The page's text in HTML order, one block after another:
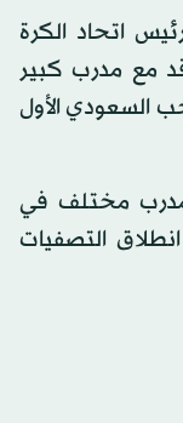
اتحاد الكرة
مع مدرب كبير
السعودي الأول
مدرب مختلف في
التصفيات